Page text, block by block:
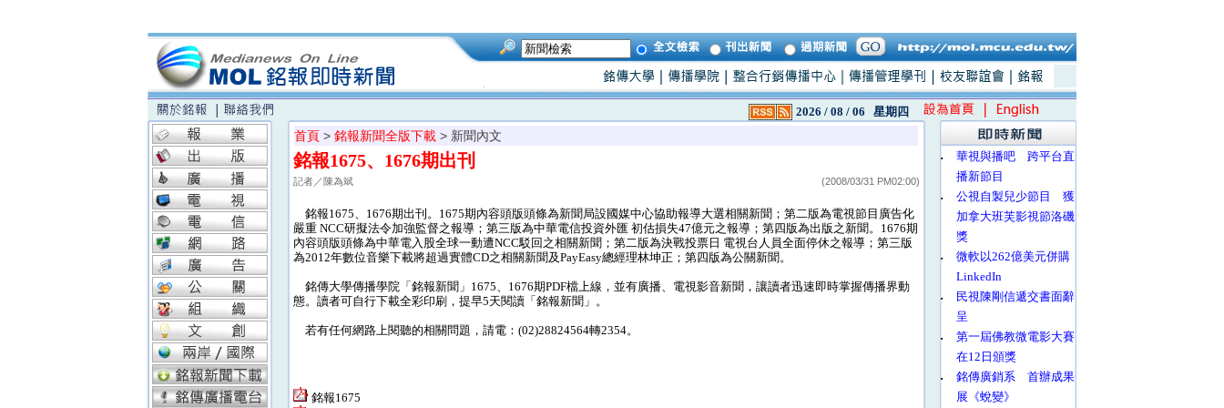
2026 / 08 / 06 星期四
首頁 > 銘報新聞全版下載 > 新聞內文
銘報1675、1676期出刊
記者／陳為斌 (2008/03/31 PM02:00)
銘報1675、1676期出刊。1675期內容頭版頭條為新聞局設國媒中心協助報導大選相關新聞；第二版為電視節目廣告化
嚴重 NCC研擬法令加強監督之報導；第三版為中華電信投資外匯 初估損失47億元之報導；第四版為出版之新聞。1676期
內容頭版頭條為中華電入股全球一動遭NCC駁回之相關新聞；第二版為決戰投票日 電視台人員全面停休之報導；第三版
為2012年數位音樂下載將超過實體CD之相關新聞及PayEasy總經理林坤正；第四版為公關新聞。
銘傳大學傳播學院「銘報新聞」1675、1676期PDF檔上線，並有廣播、電視影音新聞，讓讀者迅速即時掌握傳播界動
態。讀者可自行下載全彩印刷，提早5天閱讀「銘報新聞」。
若有任何網路上閱聽的相關問題，請電：(02)28824564轉2354。
銘報1675
‧
華視與播吧 跨平台直
播新節目
‧
公視自製兒少節目 獲
加拿大班芙影視節洛磯
獎
‧
微軟以262億美元併購
LinkedIn
‧
民視陳剛信遞交書面辭
呈
‧
第一屆佛教微電影大賽
在12日頒獎
‧
銘傳廣銷系 首辦成果
展《蛻變》